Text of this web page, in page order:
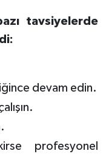
tavsiyelerde
devam edin.
profesyonel